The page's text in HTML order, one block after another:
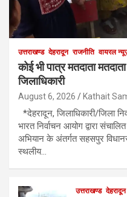
उत्तराखण्ड देहरादून राजनीति वायरल
कोई भी पात्र मतदाता
जिलाधिकारी
August 6, 2026 Kathait
*देहरादून, जिलाधिकारी/जिला
भारत निर्वाचन आयोग द्वारा
अभियान के अंतर्गत सहसपुर
स्थलीय…
उत्तराखण्ड देहरादून